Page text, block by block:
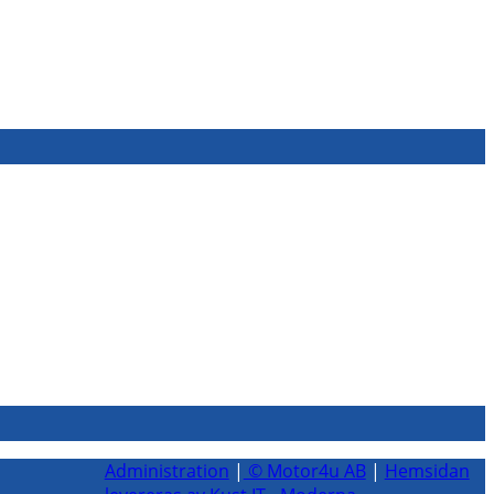
Administration | © Motor4u AB| Hemsidan